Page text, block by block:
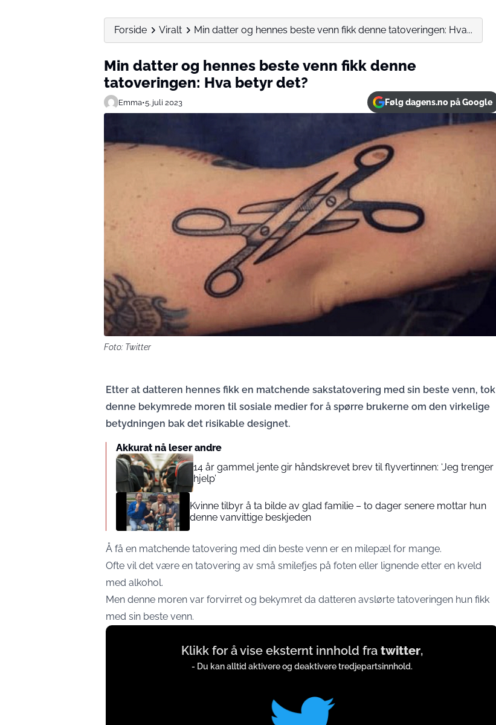
Forside Viralt Min datter og hennes beste venn fikk denne tatoveringen: Hva...
Min datter og hennes beste venn fikk denne
tatoveringen: Hva betyr det?
Emma•5. juli 2023 Følg dagens.no på Google
Foto: Twitter
Etter at datteren hennes fikk en matchende sakstatovering med sin beste venn, tok
denne bekymrede moren til sosiale medier for å spørre brukerne om den virkelige
betydningen bak det risikable designet.
Akkurat nå leser andre
14 år gammel jente gir håndskrevet brev til flyvertinnen: ‘Jeg trenger
hjelp’
Kvinne tilbyr å ta bilde av glad familie – to dager senere mottar hun
denne vanvittige beskjeden
Å få en matchende tatovering med din beste venn er en milepæl for mange.
Ofte vil det være en tatovering av små smilefjes på foten eller lignende etter en kveld
med alkohol.
Men denne moren var forvirret og bekymret da datteren avslørte tatoveringen hun fikk
med sin beste venn.
Display
Klikk for å vise eksternt innhold fra twitter,
- Du kan alltid aktivere og deaktivere tredjepartsinnhold.